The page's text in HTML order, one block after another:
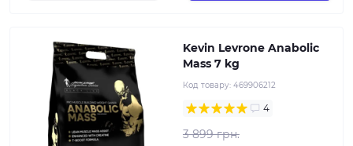
Kevin Levrone Anabolic
Mass 7 kg
Код товару: 469906212
4
3 899 грн.